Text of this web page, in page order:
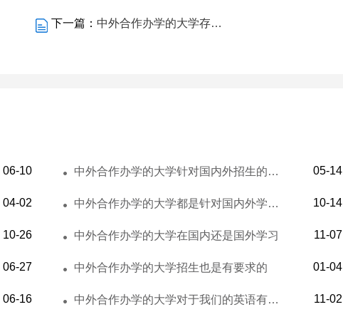
下一篇： 中外合作办学的大学存在的招生名额十分乐观
06-10 中外合作办学的大学针对国内外招生的模式具有很大的挑战 05-14
04-02 中外合作办学的大学都是针对国内外学校选择的 10-14
10-26 中外合作办学的大学在国内还是国外学习 11-07
06-27 中外合作办学的大学招生也是有要求的 01-04
06-16 中外合作办学的大学对于我们的英语有何要求 11-02